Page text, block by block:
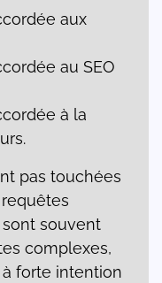
aux
au SEO
à la
pas touchées
souvent
complexes,
forte intention